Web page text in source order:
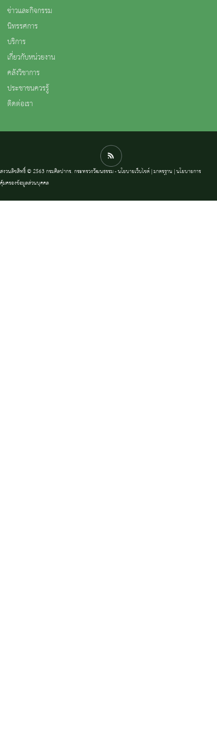
ข่าวและกิจกรรม
นิทรรศการ
บริการ
เกี่ยวกับหน่วยงาน
คลังวิชาการ
ประชาชนควรรู้
ติดต่อเรา
สงวนลิขสิทธิ์ © 2563 กรมศิลปากร. กระทรวงวัฒนธรรม -นโยบายเว็บไซต์|มาตรฐาน |นโยบายการ
คุ้มครองข้อมูลส่วนบุคคล